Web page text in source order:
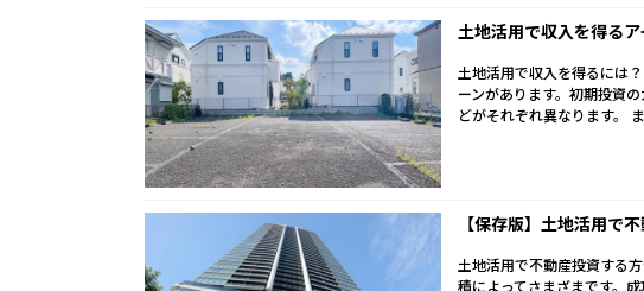
土地活用で収入を得る
土地活用で収入を得るには
ーンがあります。初期投資
どがそれぞれ異なります。
【保存版】土地活用で
土地活用で不動産投資する
積によってさまざまです。